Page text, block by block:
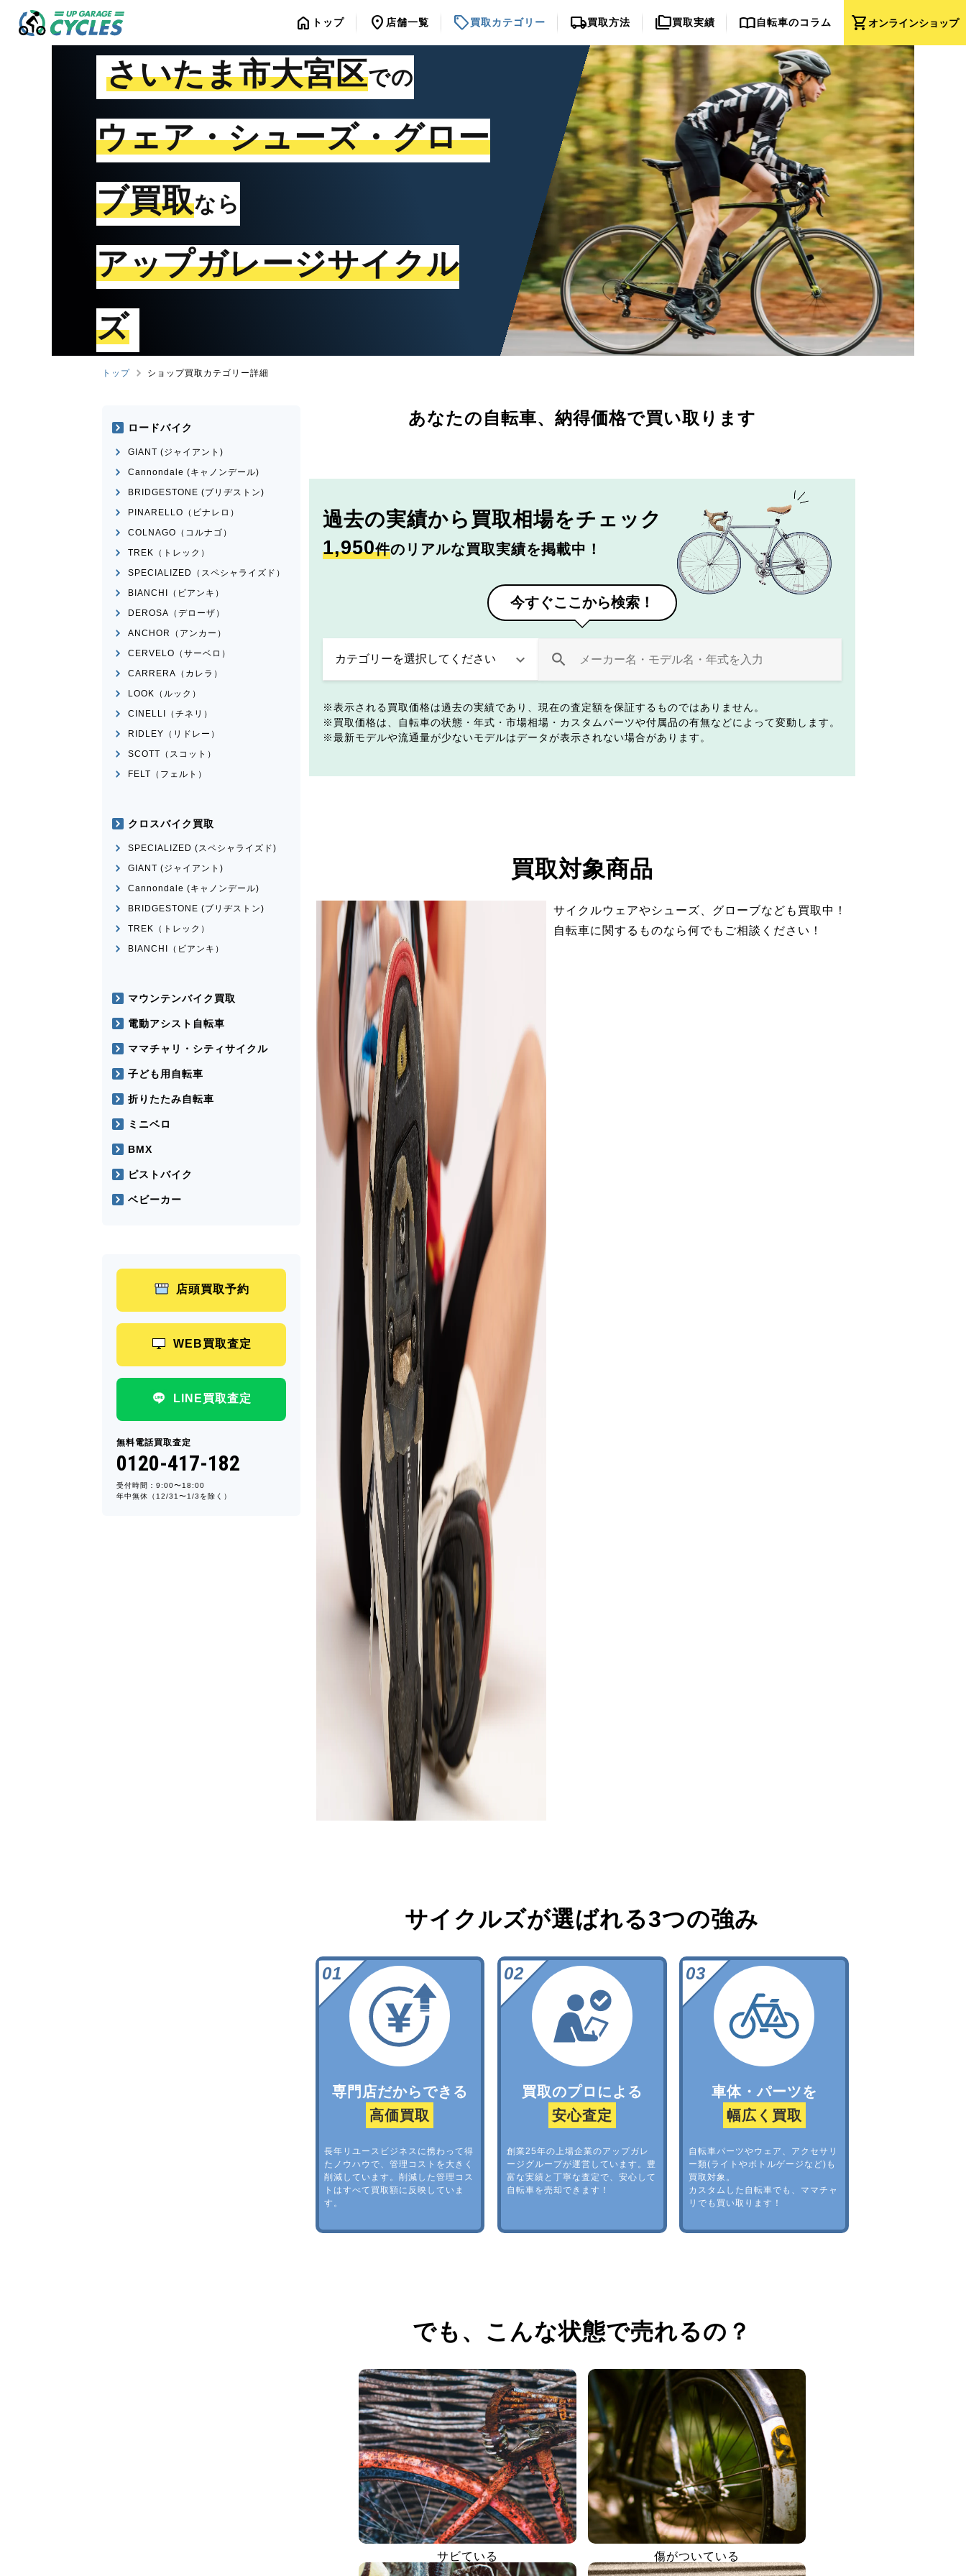
shopping_cartオンラインショップ
home トップ location_on 店舗一覧 sell買取カテゴリー local_shipping買取方法 folder_copy買取実績 import_contacts自転車のコラム
さいたま市大宮区での
ウェア・シューズ・グロー
ブ買取なら
アップガレージサイクル
ズ
トップ ショップ買取カテゴリー詳細
あなたの自転車、 納得価格で買い取ります
過去の実績から 買取相場をチェック
1,950件のリアルな買取実績を掲載中！
今すぐここから検索！
表示される買取価格は過去の実績であり、現在の査定額を保証するものではありません。
買取価格は、自転車の状態・年式・市場相場・カスタムパーツや付属品の有無などによって変動します。
最新モデルや流通量が少ないモデルはデータが表示されない場合があります。
買取対象商品
サイクルウェアやシューズ、グローブなども買取中！
自転車に関するものなら何でもご相談ください！
サイクルズが選ばれる3つの強み
専門店だからできる
高価買取
長年リユースビジネスに携わって得
たノウハウで、管理コストを大きく
削減しています。削減した管理コス
トはすべて買取額に反映していま
す。
買取のプロによる
安心査定
創業25年の上場企業のアップガレ
ージグループが運営しています。豊
富な実績と丁寧な査定で、安心して
自転車を売却できます！
車体・パーツを
幅広く買取
自転車パーツやウェア、アクセサリ
ー類(ライトやボトルゲージなど)も
買取対象。
カスタムした自転車でも、ママチャ
リでも買い取ります！
でも、 こんな状態で売れるの？
サビている 傷がついている
ロードバイク
GIANT (ジャイアント)
Cannondale (キャノンデール)
BRIDGESTONE (ブリヂストン)
PINARELLO（ピナレロ）
COLNAGO（コルナゴ）
TREK（トレック）
SPECIALIZED（スペシャライズド）
BIANCHI（ビアンキ）
DEROSA（デローザ）
ANCHOR（アンカー）
CERVELO（サーベロ）
CARRERA（カレラ）
LOOK（ルック）
CINELLI（チネリ）
RIDLEY（リドレー）
SCOTT（スコット）
FELT（フェルト）
クロスバイク買取
SPECIALIZED (スペシャライズド)
GIANT (ジャイアント)
Cannondale (キャノンデール)
BRIDGESTONE (ブリヂストン)
TREK（トレック）
BIANCHI（ビアンキ）
マウンテンバイク買取
電動アシスト自転車
ママチャリ・シティサイクル
子ども用自転車
折りたたみ自転車
ミニベロ
BMX
ピストバイク
ベビーカー
店頭買取予約
WEB買取査定
LINE買取査定
無料電話買取査定
0120-417-182
受付時間：9:00〜18:00
年中無休（12/31〜1/3を除く）